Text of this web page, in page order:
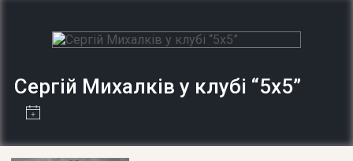
ПУБЛІКАЦІЇ
Сергій Михалків у клубі “5х5”